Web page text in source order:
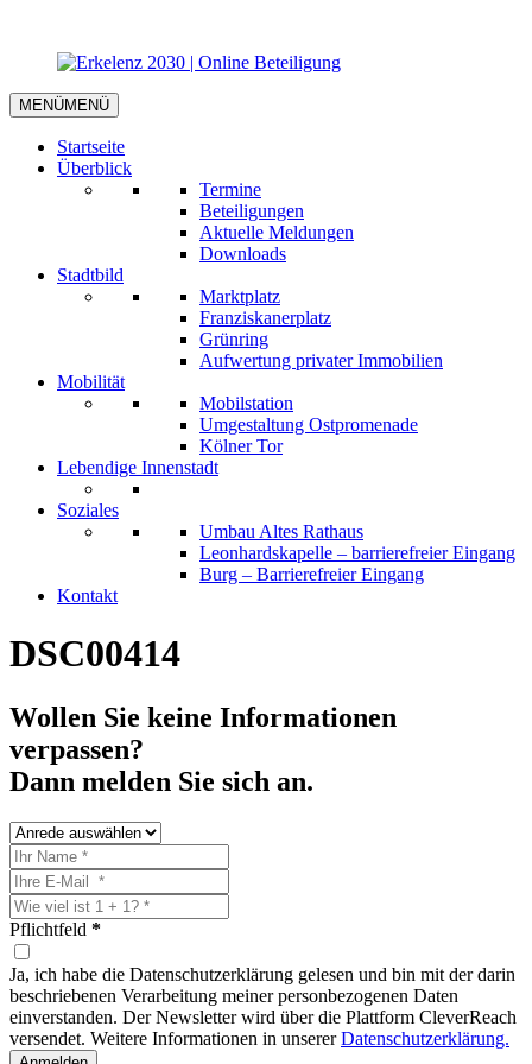
MENÜMENÜ
Startseite
Überblick
Termine
Beteiligungen
Aktuelle Meldungen
Downloads
Stadtbild
Marktplatz
Franziskanerplatz
Grünring
Aufwertung privater Immobilien
Mobilität
Mobilstation
Umgestaltung Ostpromenade
Kölner Tor
Lebendige Innenstadt
Soziales
Umbau Altes Rathaus
Leonhardskapelle – barrierefreier Eingang
Burg – Barrierefreier Eingang
Kontakt
DSC00414
Wollen Sie keine Informationen
verpassen?
Dann melden Sie sich an.
Pflichtfeld *
Ja, ich habe die Datenschutzerklärung gelesen und bin mit der darin
beschriebenen Verarbeitung meiner personbezogenen Daten
einverstanden. Der Newsletter wird über die Plattform CleverReach
versendet. Weitere Informationen in unsererDatenschutzerklärung.